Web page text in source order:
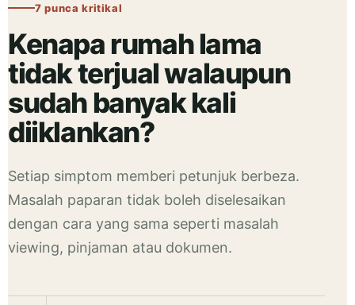
7 punca kritikal
Kenapa rumah lama
tidak terjual walaupun
sudah banyak kali
diiklankan?
Setiap simptom memberi petunjuk berbeza.
Masalah paparan tidak boleh diselesaikan
dengan cara yang sama seperti masalah
viewing, pinjaman atau dokumen.